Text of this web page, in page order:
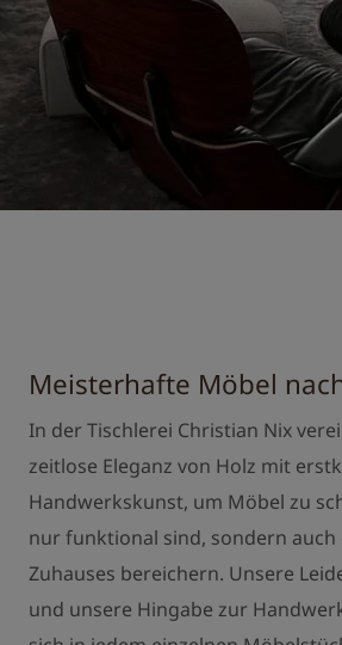
Meisterhafte Möbel
In der Tischlerei Christian Nix
zeitlose Eleganz von Holz mit
Handwerkskunst, um Möbel zu
nur funktional sind, sondern auch
Zuhauses bereichern. Unsere
und unsere Hingabe zur